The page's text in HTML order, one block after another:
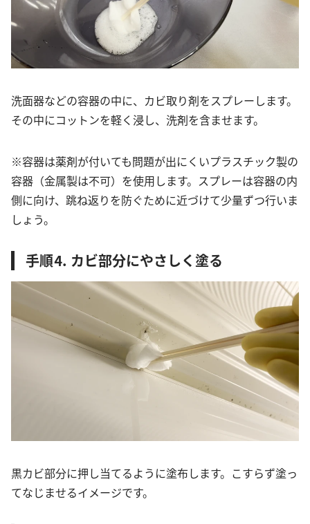
洗面器などの容器の中に、カビ取り剤をスプレーします。
その中にコットンを軽く浸し、洗剤を含ませます。
※容器は薬剤が付いても問題が出にくいプラスチック製の
容器（金属製は不可）を使用します。スプレーは容器の内
側に向け、跳ね返りを防ぐために近づけて少量ずつ行いま
しょう。
手順⒋ カビ部分にやさしく塗る
黒カビ部分に押し当てるように塗布します。こすらず塗っ
てなじませるイメージです。